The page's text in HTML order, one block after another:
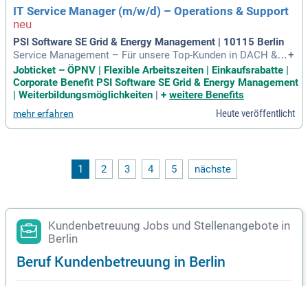
Teams zu werden!
IT Service Manager (m/w/d) – Operations & Support
PSI Software SE Grid & Energy Management | 10115 Berlin
Service Management – Für unsere Top-Kunden in DACH & E
U übernimmst du die operative Verantwortung; Single Point
of Contact – Als zentrale Anlaufstelle für Service- & Mainte
nance-Themen stehst du Kunden souverän zur Seite; Inciden
+
Jobticket – ÖPNV | Flexible Arbeitszeiten | Einkaufsrabatte |
Corporate Benefit PSI Software SE Grid & Energy Management
| Weiterbildungsmöglichkeiten
+ weitere Benefits
mehr erfahren Heute veröffentlicht
1 2 3 4 5 nächste
Kundenbetreuung Jobs und Stellenangebote in
Berlin
Beruf Kundenbetreuung in Berlin